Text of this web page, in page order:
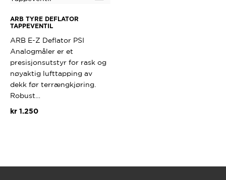
ARB TYRE DEFLATOR
TAPPEVENTIL
ARB E-Z Deflator PSI
Analogmåler er et
presisjonsutstyr for rask og
nøyaktig lufttapping av
dekk før terrængkjøring.
Robust…
kr1.250